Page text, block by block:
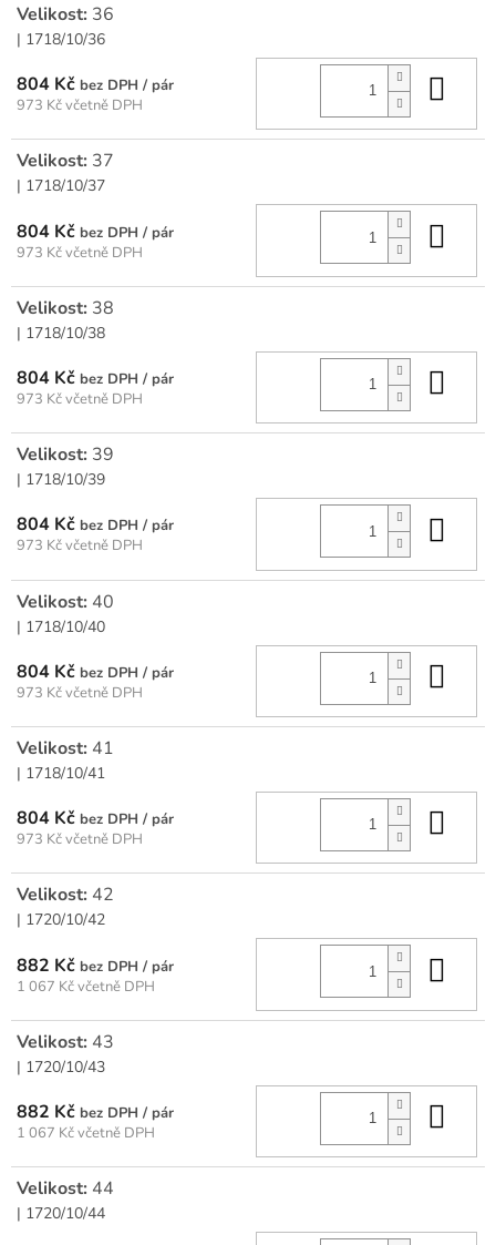
Velikost: 36
| 1718/10/36
804 Kč
/ pár
973 Kč včetně DPH
Velikost: 37
| 1718/10/37
804 Kč
/ pár
973 Kč včetně DPH
Velikost: 38
| 1718/10/38
804 Kč
/ pár
973 Kč včetně DPH
Velikost: 39
| 1718/10/39
804 Kč
/ pár
973 Kč včetně DPH
Velikost: 40
| 1718/10/40
804 Kč
/ pár
973 Kč včetně DPH
Velikost: 41
| 1718/10/41
804 Kč
/ pár
973 Kč včetně DPH
Velikost: 42
| 1720/10/42
882 Kč
/ pár
1 067 Kč včetně DPH
Velikost: 43
| 1720/10/43
882 Kč
/ pár
1 067 Kč včetně DPH
Velikost: 44
| 1720/10/44